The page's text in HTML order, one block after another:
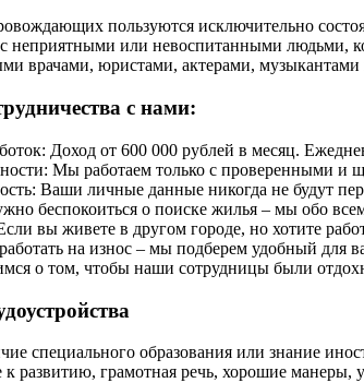
пользуются исключительно
с неприятными или невоспитанными людьми,
врачами, юристами, актерами, музыкантами
с нами:
Доход от 600 000 рублей в месяц.
Мы работаем только с проверенными и
Ваши личные данные никогда не будут
беспокоиться о поиске жилья – мы обо
вы живете в другом городе, но хотите
на износ – мы подберем удобный
о том, чтобы наши сотрудницы были
специального образования или знание
к развитию, грамотная речь, хорошие